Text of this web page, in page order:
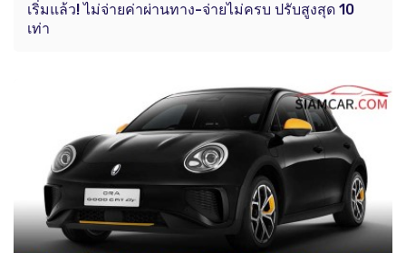
เริ่มแล้ว! ไม่จ่ายค่าผ่านทาง-จ่ายไม่ครบ ปรับสูงสุด 10
เท่า